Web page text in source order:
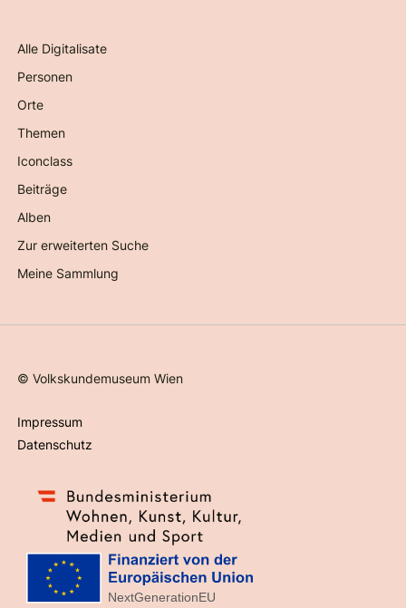
Alle Digitalisate
Personen
Orte
Themen
Iconclass
Beiträge
Alben
Zur erweiterten Suche
Meine Sammlung
©Volkskundemuseum Wien
Impressum
Datenschutz